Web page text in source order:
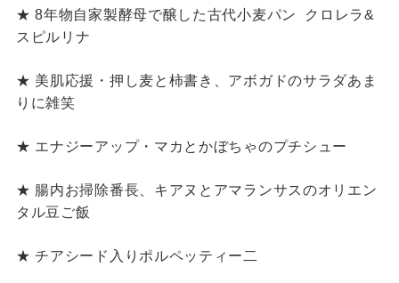
★ 8年物自家製酵母で醸した古代小麦パン
クロレラ&
スピルリナ
★ 美肌応援・押し麦と柿書き、アボガドのサラダあま
りに雑笑
★ エナジーアップ・マカとかぼちゃのプチシュー
★ 腸内お掃除番長、キアヌとアマランサスのオリエン
タル豆ご飯
★ チアシード入りポルペッティー二